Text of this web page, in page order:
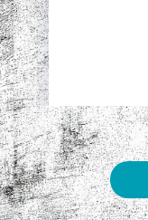
1
2
3
3 Ｇ大阪
5 柏
5 Ｃ大阪